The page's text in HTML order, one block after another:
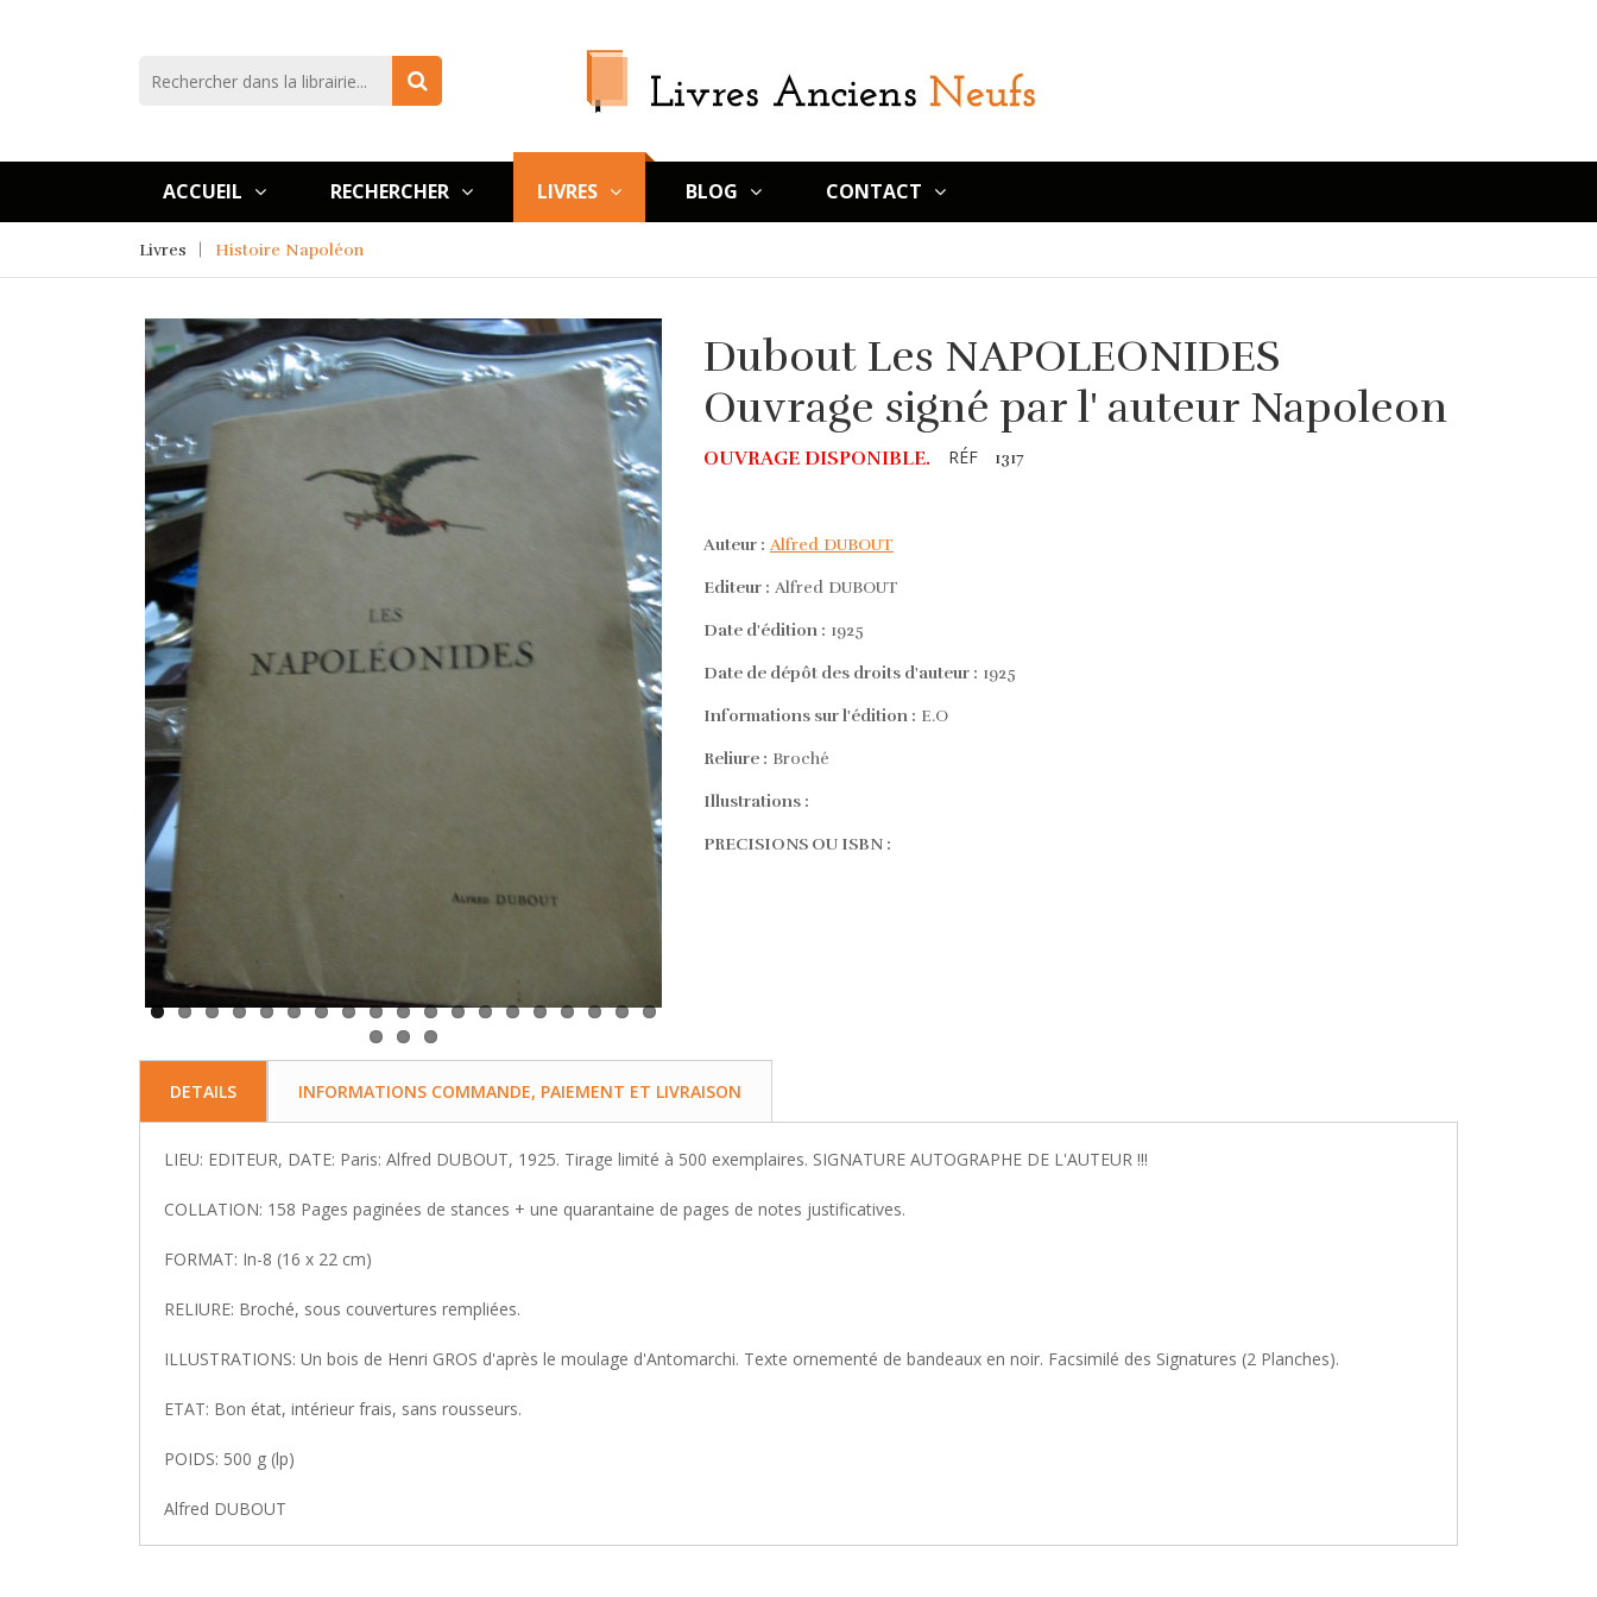
ACCUEIL RECHERCHER LIVRES BLOG CONTACT
Livres Histoire Napoléon
Dubout Les NAPOLEONIDES
Ouvrage signé par l' auteur Napoleon
OUVRAGE DISPONIBLE. RÉF 1317
Auteur : Alfred DUBOUT
Editeur : Alfred DUBOUT
Date d'édition : 1925
Date de dépôt des droits d'auteur : 1925
Informations sur l'édition : E.O
Reliure : Broché
Illustrations :
PRECISIONS OU ISBN :
DETAILS INFORMATIONS COMMANDE, PAIEMENT ET LIVRAISON
LIEU: EDITEUR, DATE: Paris: Alfred DUBOUT, 1925. Tirage limité à 500 exemplaires. SIGNATURE AUTOGRAPHE DE L'AUTEUR !!!
COLLATION: 158 Pages paginées de stances + une quarantaine de pages de notes justificatives.
FORMAT: In-8 (16 x 22 cm)
RELIURE: Broché, sous couvertures rempliées.
ILLUSTRATIONS: Un bois de Henri GROS d'après le moulage d'Antomarchi. Texte ornementé de bandeaux en noir. Facsimilé des Signatures (2 Planches).
ETAT: Bon état, intérieur frais, sans rousseurs.
POIDS: 500 g (lp)
Alfred DUBOUT